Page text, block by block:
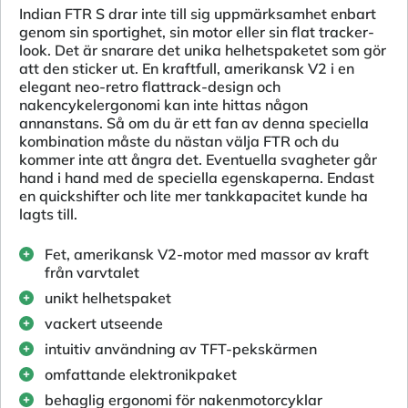
Indian FTR S drar inte till sig uppmärksamhet enbart
genom sin sportighet, sin motor eller sin flat tracker-
look. Det är snarare det unika helhetspaketet som gör
att den sticker ut. En kraftfull, amerikansk V2 i en
elegant neo-retro flattrack-design och
nakencykelergonomi kan inte hittas någon
annanstans. Så om du är ett fan av denna speciella
kombination måste du nästan välja FTR och du
kommer inte att ångra det. Eventuella svagheter går
hand i hand med de speciella egenskaperna. Endast
en quickshifter och lite mer tankkapacitet kunde ha
lagts till.
Fet, amerikansk V2-motor med massor av kraft
från varvtalet
unikt helhetspaket
vackert utseende
intuitiv användning av TFT-pekskärmen
omfattande elektronikpaket
behaglig ergonomi för nakenmotorcyklar